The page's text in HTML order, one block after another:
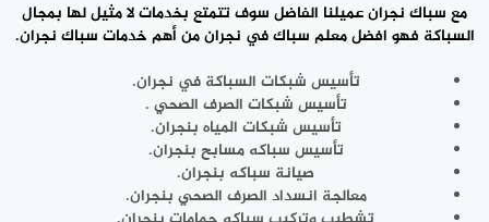
مع سباك نجران عميلنا الفاضل سوف تتمتع بخدمات لا مثيل لها بمجال
السباكة فهو افضل معلم سباكفي نجران من أهم خدمات سباك نجران.
تأسيس شبكات السباكة في نجران.
تأسيس شبكات الصرف الصحي .
تأسيس شبكات المياه بنجران.
تأسيس سباكه مسابح بنجران.
صيانة سباكه بنجران.
معالجة انسداد الصرف الصحي بنجران.